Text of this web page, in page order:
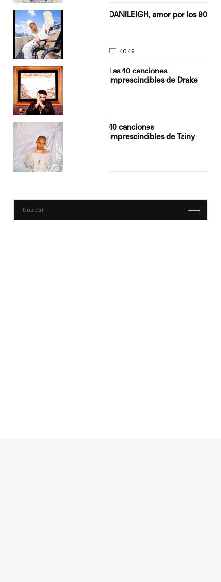
DANILEIGH, amor por los 90
4049
Las 10 canciones
imprescindibles de Drake
10 canciones
imprescindibles de Tainy